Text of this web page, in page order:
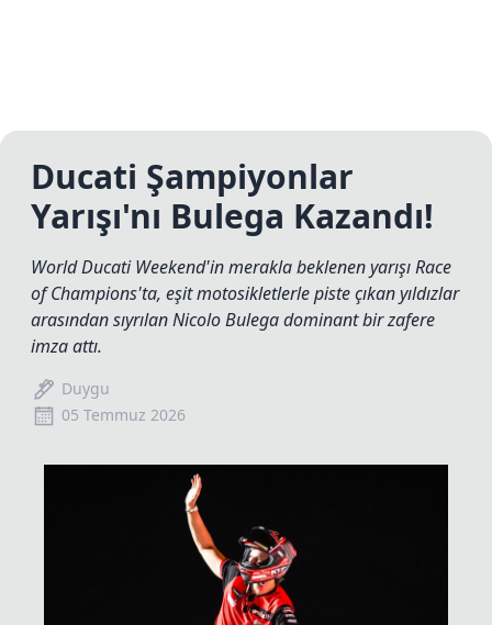
Ducati Şampiyonlar
Yarışı'nı Bulega Kazandı!
World Ducati Weekend'in merakla beklenen yarışı Race
of Champions'ta, eşit motosikletlerle piste çıkan yıldızlar
arasından sıyrılan Nicolo Bulega dominant bir zafere
imza attı.
Duygu
05 Temmuz 2026